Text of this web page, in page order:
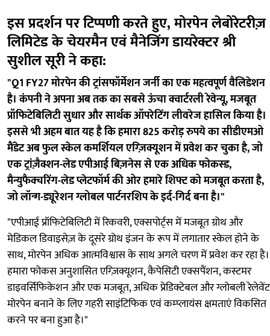
इस प्रदर्शन पर टिप्पणी करते हुए, मोरपेन लेबोरेटरीज़
लिमिटेड के चेयरमैन एवं मैनेजिंग डायरेक्टर श्री
सुशील सूरी ने कहा:
"Q1 FY27 मोरपेन की ट्रांसफॉर्मेशन जर्नी का एक महत्वपूर्ण वैलिडेशन
है। कंपनी ने अपना अब तक का सबसे ऊंचा क्वार्टरली रेवेन्यू, मजबूत
प्रॉफिटेबिलिटी सुधार और सार्थक ऑपरेटिंग लीवरेज हासिल किया है।
इससे भी अहम बात यह है कि हमारा 825 करोड़ रुपये का सीडीएमओ
मैंडेट अब फुल स्केल कमर्शियल एग्ज़िक्यूशन में प्रवेश कर चुका है, जो
एक ट्रांज़ैक्शन-लेड एपीआई बिज़नेस से एक अधिक फोकस्ड,
मैन्युफैक्चरिंग-लेड प्लेटफॉर्म की ओर हमारे शिफ्ट को मजबूत करता है,
जो लॉन्ग-ड्यूरेशन ग्लोबल पार्टनरशिप के इर्द-गिर्द बना है।"
"एपीआई प्रॉफिटेबिलिटी में रिकवरी, एक्सपोर्ट्स में मजबूत ग्रोथ और
मेडिकल डिवाइसेज़ के दूसरे ग्रोथ इंजन के रूप में लगातार स्केल होने के
साथ, मोरपेन अधिक आत्मविश्वास के साथ अगले चरण में प्रवेश कर रहा है।
हमारा फोकस अनुशासित एग्ज़िक्यूशन, कैपेसिटी एक्सपैंशन, कस्टमर
डाइवर्सिफिकेशन और एक मजबूत, अधिक प्रेडिक्टेबल और ग्लोबली रेलेवेंट
मोरपेन बनाने के लिए गहरी साइंटिफिक एवं कम्प्लायंस क्षमताएं विकसित
करने पर बना हुआ है।"